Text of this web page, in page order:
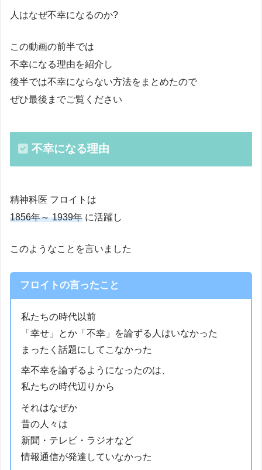
人はなぜ不幸になるのか?
この動画の前半では
不幸になる理由を紹介し
後半では不幸にならない方法をまとめたので
ぜひ最後までご覧ください
不幸になる理由
精神科医 フロイトは
1856年～ 1939年 に活躍し
このようなことを言いました
フロイトの言ったこと
私たちの時代以前
「幸せ」とか「不幸」を論ずる人はいなかった
まったく話題にしてこなかった
幸不幸を論ずるようになったのは、
私たちの時代辺りから
それはなぜか
昔の人々は
新聞・テレビ・ラジオなど
情報通信が発達していなかった